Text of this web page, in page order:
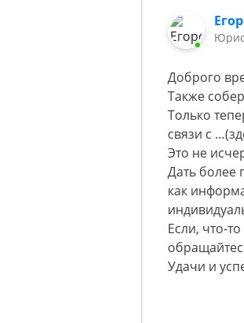
Доброго
Также
Только
связи с
Это не
Дать более
как
Если, что-
Удачи и